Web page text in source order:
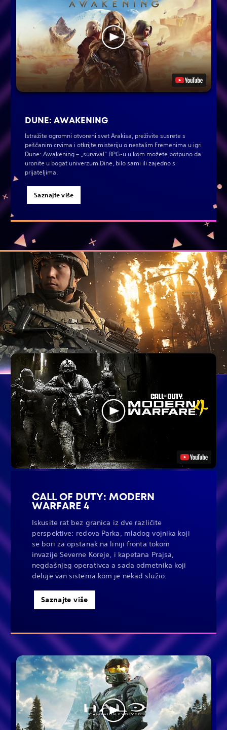
DUNE: AWAKENING
Istražite ogromni otvoreni svet Arakisa, preživite susrete s
peščanim crvima i otkrijte misteriju o nestalim Fremenima u igri
Dune: Awakening – „survival“ RPG-u u kom možete potpuno da
uronite u bogat univerzum Dine, bilo sami ili zajedno s
prijateljima.
Saznajte više
CALL OF DUTY: MODERN
WARFARE 4
Iskusite rat bez granica iz dve različite
perspektive: redova Parka, mladog vojnika koji
se bori za opstanak na liniji fronta tokom
invazije Severne Koreje, i kapetana Prajsa,
negdašnjeg operativca a sada odmetnika koji
deluje van sistema kom je nekad služio.
Saznajte više